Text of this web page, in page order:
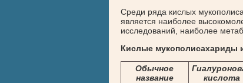
Среди ряда кислых
является наиболее
исследований, наиболее
Кислые мукополисахариды
Обычное
название
кислота